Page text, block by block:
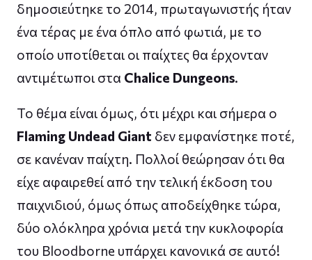
δημοσιεύτηκε το 2014, πρωταγωνιστής ήταν
ένα τέρας με ένα όπλο από φωτιά, με το
οποίο υποτίθεται οι παίχτες θα έρχονταν
αντιμέτωποι στα Chalice Dungeons.
Το θέμα είναι όμως, ότι μέχρι και σήμερα ο
Flaming Undead Giant δεν εμφανίστηκε ποτέ,
σε κανέναν παίχτη. Πολλοί θεώρησαν ότι θα
είχε αφαιρεθεί από την τελική έκδοση του
παιχνιδιού, όμως όπως αποδείχθηκε τώρα,
δύο ολόκληρα χρόνια μετά την κυκλοφορία
του Bloodborne υπάρχει κανονικά σε αυτό!